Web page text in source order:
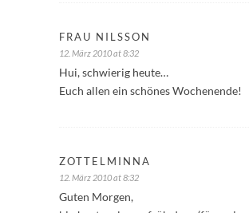
FRAU NILSSON
12. März 2010 at 8:32
Hui, schwierig heute…
Euch allen ein schönes Wochenende!
ZOTTELMINNA
12. März 2010 at 8:32
Guten Morgen,